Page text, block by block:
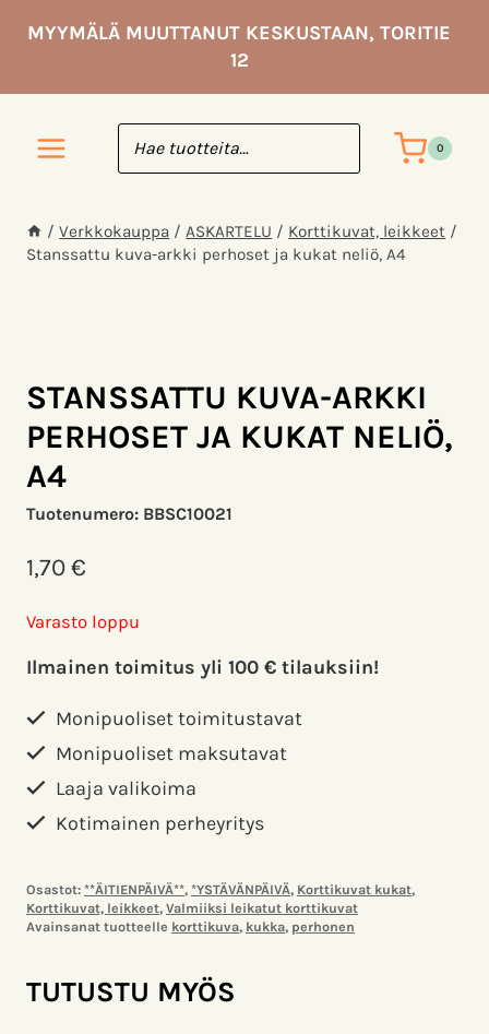
sisältöön
MYYMÄLÄ MUUTTANUT KESKUSTAAN, TORITIE
12
0
/ Verkkokauppa / ASKARTELU / Korttikuvat, leikkeet /
Stanssattu kuva-arkki perhoset ja kukat neliö, A4
STANSSATTU KUVA-ARKKI
PERHOSET JA KUKAT NELIÖ,
A4
Tuotenumero: BBSC10021
1,70€
Varasto loppu
Ilmainen toimitus yli 100 € tilauksiin!
Monipuoliset toimitustavat
Monipuoliset maksutavat
Laaja valikoima
Kotimainen perheyritys
Osastot: **ÄITIENPÄIVÄ**, *YSTÄVÄNPÄIVÄ, Korttikuvat kukat,
Korttikuvat, leikkeet, Valmiiksi leikatut korttikuvat
Avainsanat tuotteelle korttikuva, kukka, perhonen
TUTUSTU MYÖS